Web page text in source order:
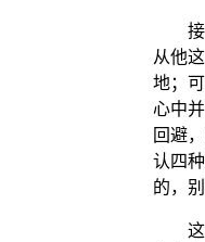
从他
地；
心中
回避
认四
的，